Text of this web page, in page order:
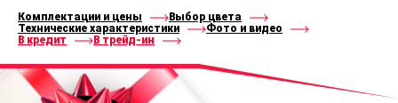
Комплектации и цены
Выбор цвета
Технические характеристики
Фото и видео
В кредит
В трейд-ин